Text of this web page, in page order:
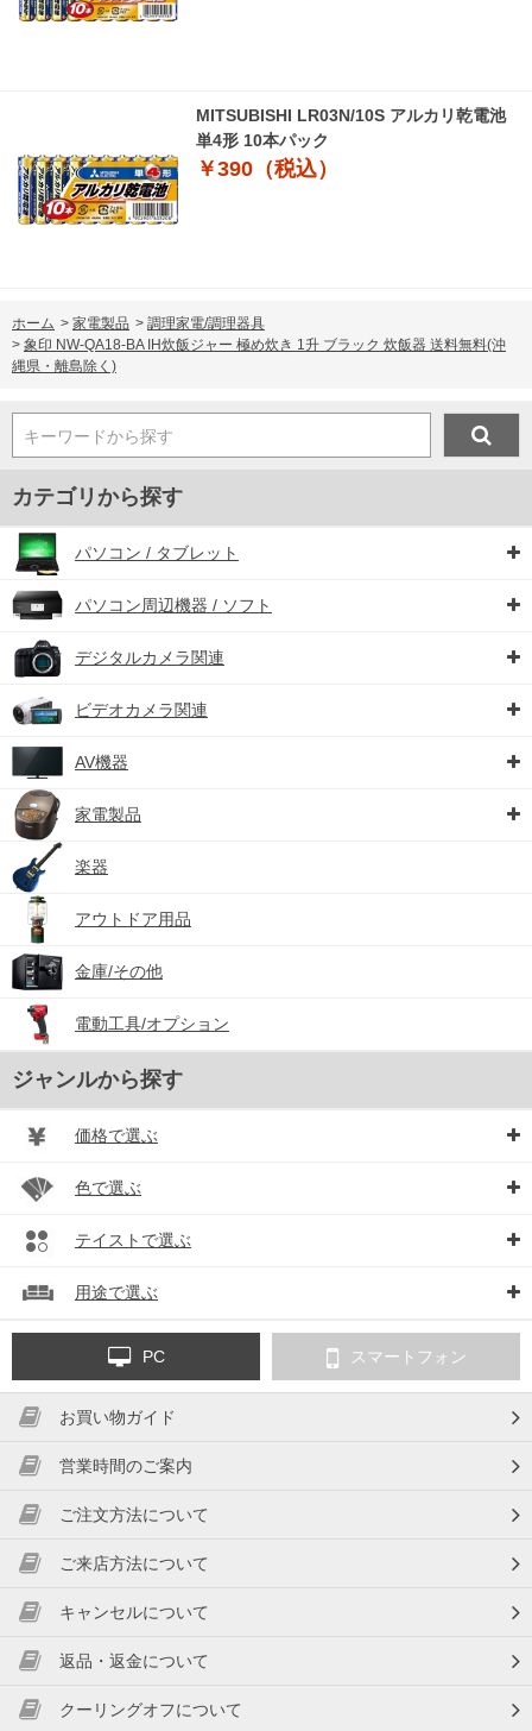
MITSUBISHI LR03N/10S アルカリ乾電池
単4形 10本パック
￥390（税込）
ホーム > 家電製品 > 調理家電/調理器具
> 象印 NW-QA18-BA IH炊飯ジャー 極め炊き 1升 ブラック 炊飯器 送料無料(沖
縄県・離島除く)
キーワードから探す
カテゴリから探す
パソコン / タブレット
パソコン周辺機器 / ソフト
デジタルカメラ関連
ビデオカメラ関連
AV機器
家電製品
楽器
アウトドア用品
金庫/その他
電動工具/オプション
ジャンルから探す
価格で選ぶ
色で選ぶ
テイストで選ぶ
用途で選ぶ
PC スマートフォン
お買い物ガイド
営業時間のご案内
ご注文方法について
ご来店方法について
キャンセルについて
返品・返金について
クーリングオフについて